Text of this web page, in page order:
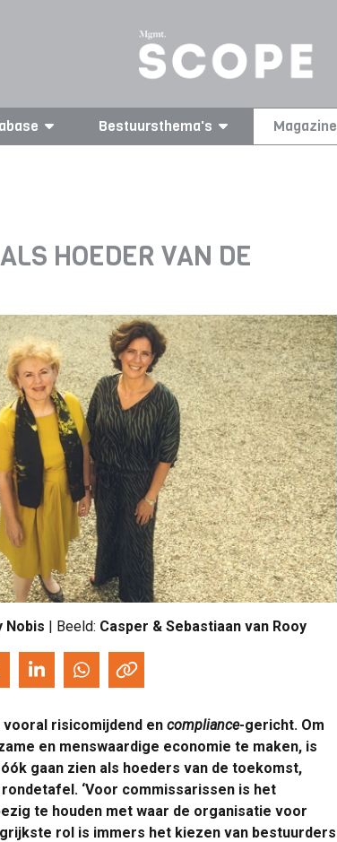
Bestuursthema's Magazine
HOEDER VAN DE
Nobis | Beeld: Casper & Sebastiaan van Rooy
risicomijdend en compliance-gericht. Om
en menswaardige economie te maken, is
gaan zien als hoeders van de toekomst,
‘Voor commissarissen is het
te houden met waar de organisatie voor
rol is immers het kiezen van bestuurders